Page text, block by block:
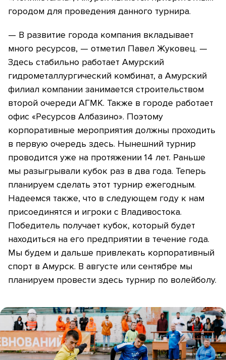
городом для проведения данного турнира.
— В развитие города компания вкладывает
много ресурсов, — отметил Павел Жуковец. —
Здесь стабильно работает Амурский
гидрометаллургический комбинат, а Амурский
филиал компании занимается строительством
второй очереди АГМК. Также в городе работает
офис «Ресурсов Албазино». Поэтому
корпоративные мероприятия должны проходить
в первую очередь здесь. Нынешний турнир
проводится уже на протяжении 14 лет. Раньше
мы разыгрывали кубок раз в два года. Теперь
планируем сделать этот турнир ежегодным.
Надеемся также, что в следующем году к нам
присоединятся и игроки с Владивостока.
Победитель получает кубок, который будет
находиться на его предприятии в течение года.
Мы будем и дальше привлекать корпоративный
спорт в Амурск. В августе или сентябре мы
планируем провести здесь турнир по волейболу.